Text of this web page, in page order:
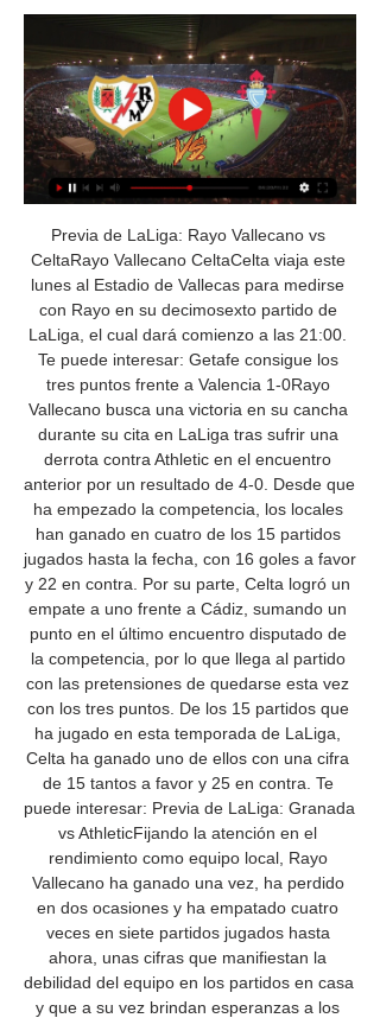
Previa de LaLiga: Rayo Vallecano vs
CeltaRayo Vallecano CeltaCelta viaja este
lunes al Estadio de Vallecas para medirse
con Rayo en su decimosexto partido de
LaLiga, el cual dará comienzo a las 21:00.
Te puede interesar: Getafe consigue los
tres puntos frente a Valencia 1-0Rayo
Vallecano busca una victoria en su cancha
durante su cita en LaLiga tras sufrir una
derrota contra Athletic en el encuentro
anterior por un resultado de 4-0. Desde que
ha empezado la competencia, los locales
han ganado en cuatro de los 15 partidos
jugados hasta la fecha, con 16 goles a favor
y 22 en contra. Por su parte, Celta logró un
empate a uno frente a Cádiz, sumando un
punto en el último encuentro disputado de
la competencia, por lo que llega al partido
con las pretensiones de quedarse esta vez
con los tres puntos. De los 15 partidos que
ha jugado en esta temporada de LaLiga,
Celta ha ganado uno de ellos con una cifra
de 15 tantos a favor y 25 en contra. Te
puede interesar: Previa de LaLiga: Granada
vs AthleticFijando la atención en el
rendimiento como equipo local, Rayo
Vallecano ha ganado una vez, ha perdido
en dos ocasiones y ha empatado cuatro
veces en siete partidos jugados hasta
ahora, unas cifras que manifiestan la
debilidad del equipo en los partidos en casa
y que a su vez brindan esperanzas a los